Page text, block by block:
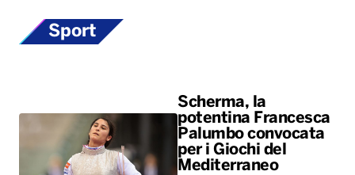
Sport
Scherma, la
potentina Francesca
Palumbo convocata
per i Giochi del
Mediterraneo